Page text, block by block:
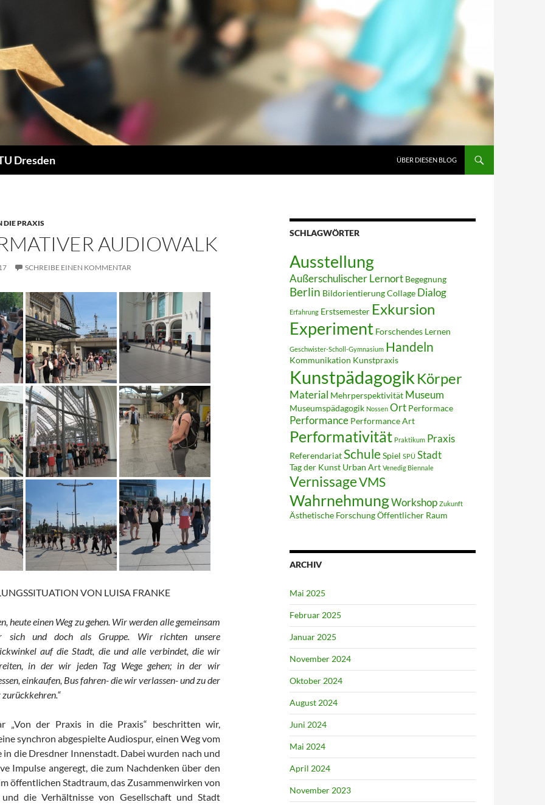
Dresden ÜBER DIESEN BLOG
DIE PRAXIS
AUDIOWALK
SCHREIBE EINEN KOMMENTAR
VON LUISA FRANKE
heute einen Weg zu gehen. Wir werden alle gemeinsam
sich und doch als Gruppe. Wir richten unsere
auf die Stadt, die und alle verbindet, die wir
in der wir jeden Tag Wege gehen; in der wir
einkaufen, Bus fahren- die wir verlassen- und zu der
„Von der Praxis in die Praxis“ beschritten wir,
synchron abgespielte Audiospur, einen Weg vom
in die Dresdner Innenstadt. Dabei wurden nach und
Impulse angeregt, die zum Nachdenken über den
öffentlichen Stadtraum, das Zusammenwirken von
die Verhältnisse von Gesellschaft und Stadt
SCHLAGWÖRTER
Ausstellung
Außerschulischer Lernort Begegnung
Berlin BildorientierungCollage Dialog
Erfahrung Erstsemester Exkursion
Experiment Forschendes Lernen
Geschwister-Scholl-Gymnasium Handeln
Kommunikation Kunstpraxis
Kunstpädagogik Körper
Material Mehrperspektivität Museum
Museumspädagogik Nossen Ort Performace
Performance Performance Art
Performativität Praktikum Praxis
ReferendariatSchuleSpiel SPÜ Stadt
Tag der Kunst Urban Art Venedig Biennale
VernissageVMS
WahrnehmungWorkshop Zukunft
Ästhetische ForschungÖffentlicher Raum
ARCHIV
Mai 2025
Februar 2025
Januar 2025
November 2024
Oktober 2024
August 2024
Juni 2024
Mai 2024
April 2024
November 2023